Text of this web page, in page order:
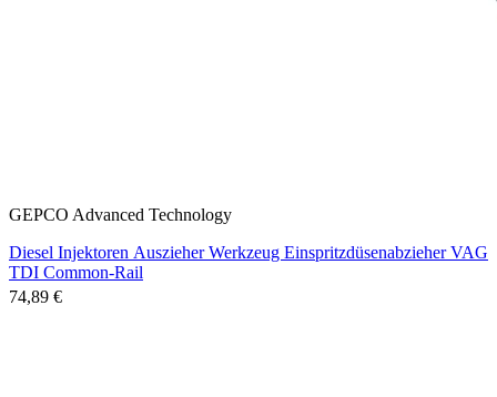
GEPCO Advanced Technology
Diesel Injektoren Auszieher Werkzeug Einspritzdüsenabzieher VAG
TDI Common-Rail
74,89 €